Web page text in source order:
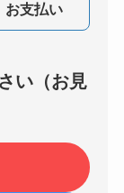
お支払い
い（お見